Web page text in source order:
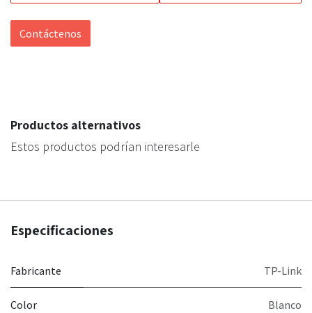
Contáctenos
Productos alternativos
Estos productos podrían interesarle
Especificaciones
Fabricante TP-Link
Color Blanco